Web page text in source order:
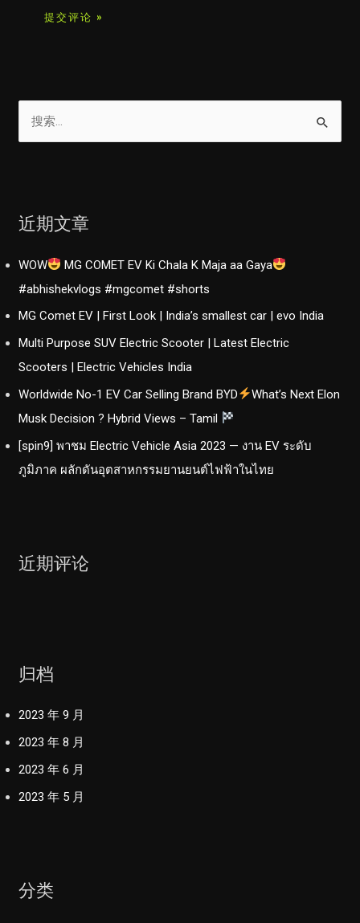
近期文章
WOW
MG COMET EV Ki Chala K Maja aa Gaya
#abhishekvlogs #mgcomet #shorts
MG Comet EV | First Look | India’s smallest car | evo India
Multi Purpose SUV Electric Scooter | Latest Electric
Scooters | Electric Vehicles India
Worldwide No-1 EV Car Selling Brand BYD
What’s Next Elon
Musk Decision ? Hybrid Views – Tamil
[spin9] พาชม Electric Vehicle Asia 2023 — งาน EV ระดับ
ภูมิภาค ผลักดันอุตสาหกรรมยานยนต์ไฟฟ้าในไทย
近期评论
归档
2023 年 9 月
2023 年 8 月
2023 年 6 月
2023 年 5 月
分类